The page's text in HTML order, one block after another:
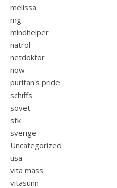
melissa
mg
mindhelper
natrol
netdoktor
now
puritan's pride
schiffs
sovet
stk
sverige
Uncategorized
usa
vita mass
vitasunn